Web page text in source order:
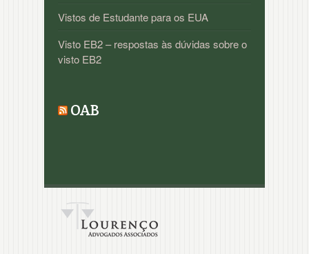
Vistos de Estudante para os EUA
Visto EB2 – respostas às dúvidas sobre o
visto EB2
OAB